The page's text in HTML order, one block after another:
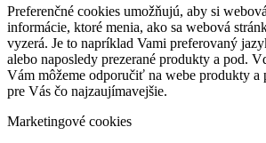
Preferenčné cookies umožňujú, aby si
informácie, ktoré menia, ako sa webová
vyzerá. Je to napríklad Vami preferovaný
alebo naposledy prezerané produkty a pod.
Vám môžeme odporučiť na webe produkty a
pre Vás čo najzaujímavejšie.
Marketingové cookies